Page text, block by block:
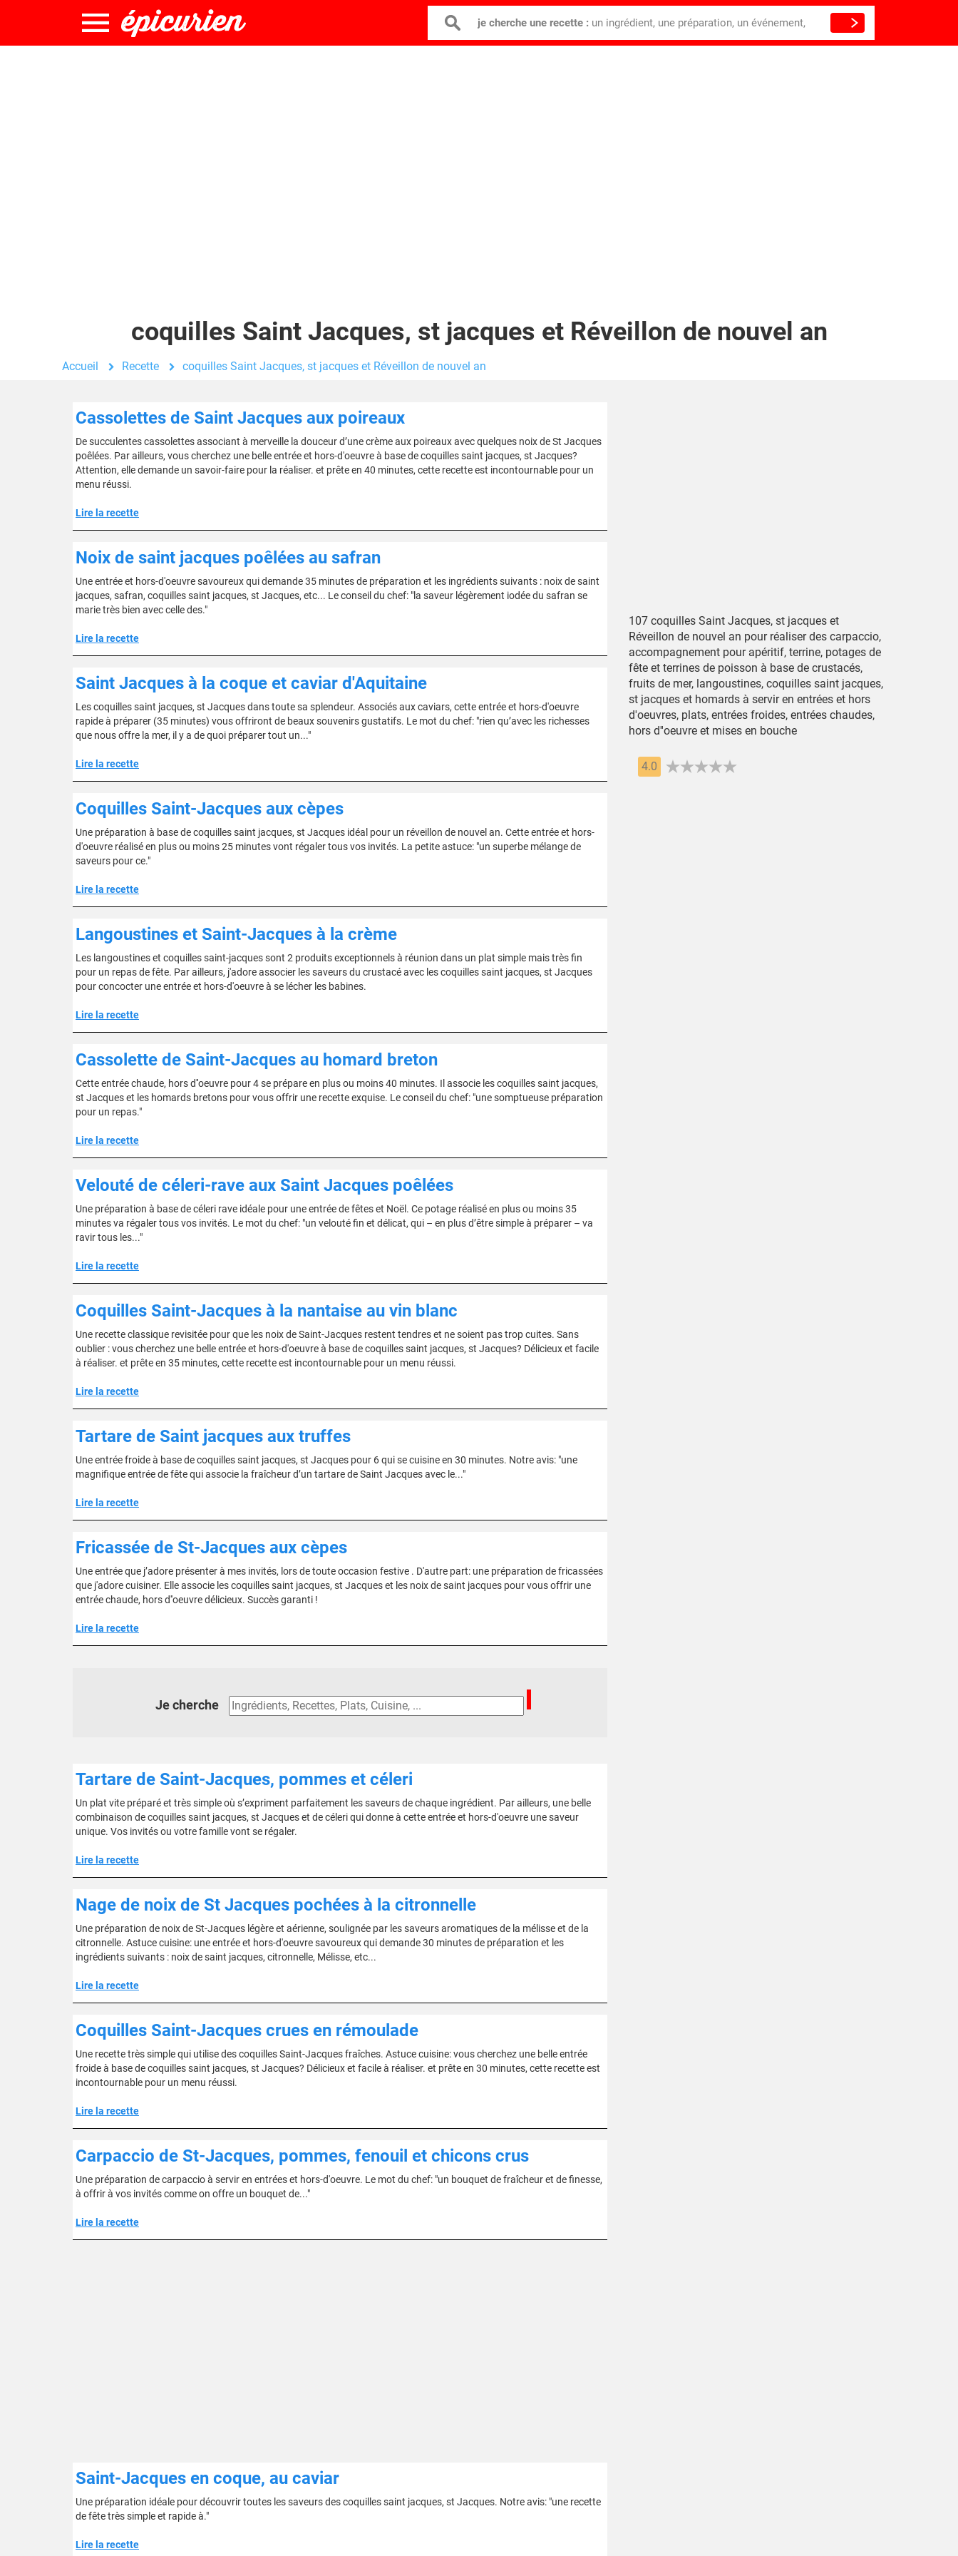
je cherche une recette : un ingrédient, une préparation, un événement,
coquilles Saint Jacques, st jacques et Réveillon de nouvel an
Accueil Recette coquilles Saint Jacques, st jacques et Réveillon de nouvel an
Cassolettes de Saint Jacques aux poireaux
De succulentes cassolettes associant à merveille la douceur d’une crème aux poireaux avec quelques noix de St Jacques
poêlées. Par ailleurs, vous cherchez une belle entrée et hors-d'oeuvre à base de coquilles saint jacques, st Jacques?
Attention, elle demande un savoir-faire pour la réaliser. et prête en 40 minutes, cette recette est incontournable pour un
menu réussi.
Lire la recette
Noix de saint jacques poêlées au safran
Une entrée et hors-d'oeuvre savoureux qui demande 35 minutes de préparation et les ingrédients suivants : noix de saint
jacques, safran, coquilles saint jacques, st Jacques, etc... Le conseil du chef: "la saveur légèrement iodée du safran se
marie très bien avec celle des."
Lire la recette
Saint Jacques à la coque et caviar d'Aquitaine
Les coquilles saint jacques, st Jacques dans toute sa splendeur. Associés aux caviars, cette entrée et hors-d'oeuvre
rapide à préparer (35 minutes) vous offriront de beaux souvenirs gustatifs. Le mot du chef: "rien qu’avec les richesses
que nous offre la mer, il y a de quoi préparer tout un..."
Lire la recette
Coquilles Saint-Jacques aux cèpes
Une préparation à base de coquilles saint jacques, st Jacques idéal pour un réveillon de nouvel an. Cette entrée et hors-
d'oeuvre réalisé en plus ou moins 25 minutes vont régaler tous vos invités. La petite astuce: "un superbe mélange de
saveurs pour ce."
Lire la recette
Langoustines et Saint-Jacques à la crème
Les langoustines et coquilles saint-jacques sont 2 produits exceptionnels à réunion dans un plat simple mais très fin
pour un repas de fête. Par ailleurs, j'adore associer les saveurs du crustacé avec les coquilles saint jacques, st Jacques
pour concocter une entrée et hors-d'oeuvre à se lécher les babines.
Lire la recette
Cassolette de Saint-Jacques au homard breton
Cette entrée chaude, hors d''oeuvre pour 4 se prépare en plus ou moins 40 minutes. Il associe les coquilles saint jacques,
st Jacques et les homards bretons pour vous offrir une recette exquise. Le conseil du chef: "une somptueuse préparation
pour un repas."
Lire la recette
Velouté de céleri-rave aux Saint Jacques poêlées
Une préparation à base de céleri rave idéale pour une entrée de fêtes et Noël. Ce potage réalisé en plus ou moins 35
minutes va régaler tous vos invités. Le mot du chef: "un velouté fin et délicat, qui – en plus d’être simple à préparer – va
ravir tous les..."
Lire la recette
Coquilles Saint-Jacques à la nantaise au vin blanc
Une recette classique revisitée pour que les noix de Saint-Jacques restent tendres et ne soient pas trop cuites. Sans
oublier : vous cherchez une belle entrée et hors-d'oeuvre à base de coquilles saint jacques, st Jacques? Délicieux et facile
à réaliser. et prête en 35 minutes, cette recette est incontournable pour un menu réussi.
Lire la recette
Tartare de Saint jacques aux truffes
Une entrée froide à base de coquilles saint jacques, st Jacques pour 6 qui se cuisine en 30 minutes. Notre avis: "une
magnifique entrée de fête qui associe la fraîcheur d’un tartare de Saint Jacques avec le..."
Lire la recette
Fricassée de St-Jacques aux cèpes
Une entrée que j’adore présenter à mes invités, lors de toute occasion festive . D'autre part: une préparation de fricassées
que j'adore cuisiner. Elle associe les coquilles saint jacques, st Jacques et les noix de saint jacques pour vous offrir une
entrée chaude, hors d''oeuvre délicieux. Succès garanti !
Lire la recette
Je cherche
Tartare de Saint-Jacques, pommes et céleri
Un plat vite préparé et très simple où s’expriment parfaitement les saveurs de chaque ingrédient. Par ailleurs, une belle
combinaison de coquilles saint jacques, st Jacques et de céleri qui donne à cette entrée et hors-d'oeuvre une saveur
unique. Vos invités ou votre famille vont se régaler.
Lire la recette
Nage de noix de St Jacques pochées à la citronnelle
Une préparation de noix de St-Jacques légère et aérienne, soulignée par les saveurs aromatiques de la mélisse et de la
citronnelle. Astuce cuisine: une entrée et hors-d'oeuvre savoureux qui demande 30 minutes de préparation et les
ingrédients suivants : noix de saint jacques, citronnelle, Mélisse, etc...
Lire la recette
Coquilles Saint-Jacques crues en rémoulade
Une recette très simple qui utilise des coquilles Saint-Jacques fraîches. Astuce cuisine: vous cherchez une belle entrée
froide à base de coquilles saint jacques, st Jacques? Délicieux et facile à réaliser. et prête en 30 minutes, cette recette est
incontournable pour un menu réussi.
Lire la recette
Carpaccio de St-Jacques, pommes, fenouil et chicons crus
Une préparation de carpaccio à servir en entrées et hors-d'oeuvre. Le mot du chef: "un bouquet de fraîcheur et de finesse,
à offrir à vos invités comme on offre un bouquet de..."
Lire la recette
Saint-Jacques en coque, au caviar
Une préparation idéale pour découvrir toutes les saveurs des coquilles saint jacques, st Jacques. Notre avis: "une recette
de fête très simple et rapide à."
Lire la recette
107 coquilles Saint Jacques, st jacques et
Réveillon de nouvel an pour réaliser des carpaccio,
accompagnement pour apéritif, terrine, potages de
fête et terrines de poisson à base de crustacés,
fruits de mer, langoustines, coquilles saint jacques,
st jacques et homards à servir en entrées et hors
d'oeuvres, plats, entrées froides, entrées chaudes,
hors d''oeuvre et mises en bouche
4.0